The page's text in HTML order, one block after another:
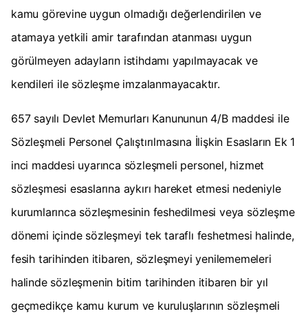
kamu görevine uygun olmadığı değerlendirilen ve
atamaya yetkili amir tarafından atanması uygun
görülmeyen adayların istihdamı yapılmayacak ve
kendileri ile sözleşme imzalanmayacaktır.
657 sayılı Devlet Memurları Kanununun 4/B maddesi ile
Sözleşmeli Personel Çalıştırılmasına İlişkin Esasların Ek 1
inci maddesi uyarınca sözleşmeli personel, hizmet
sözleşmesi esaslarına aykırı hareket etmesi nedeniyle
kurumlarınca sözleşmesinin feshedilmesi veya sözleşme
dönemi içinde sözleşmeyi tek taraflı feshetmesi halinde,
fesih tarihinden itibaren, sözleşmeyi yenilememeleri
halinde sözleşmenin bitim tarihinden itibaren bir yıl
geçmedikçe kamu kurum ve kuruluşlarının sözleşmeli